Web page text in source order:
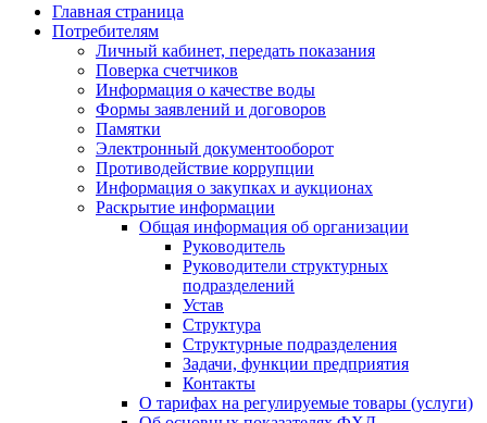
Главная страница
Потребителям
Личный кабинет, передать показания
Поверка счетчиков
Информация о качестве воды
Формы заявлений и договоров
Памятки
Электронный документооборот
Противодействие коррупции
Информация о закупках и аукционах
Раскрытие информации
Общая информация об организации
Руководитель
Руководители структурных
подразделений
Устав
Структура
Структурные подразделения
Задачи, функции предприятия
Контакты
О тарифах на регулируемые товары (услуги)